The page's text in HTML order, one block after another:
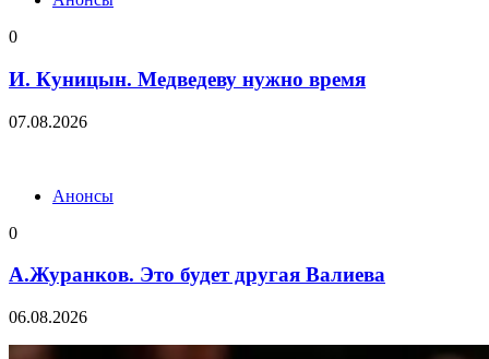
0
И. Куницын. Медведеву нужно время
07.08.2026
Анонсы
0
А.Журанков. Это будет другая Валиева
06.08.2026